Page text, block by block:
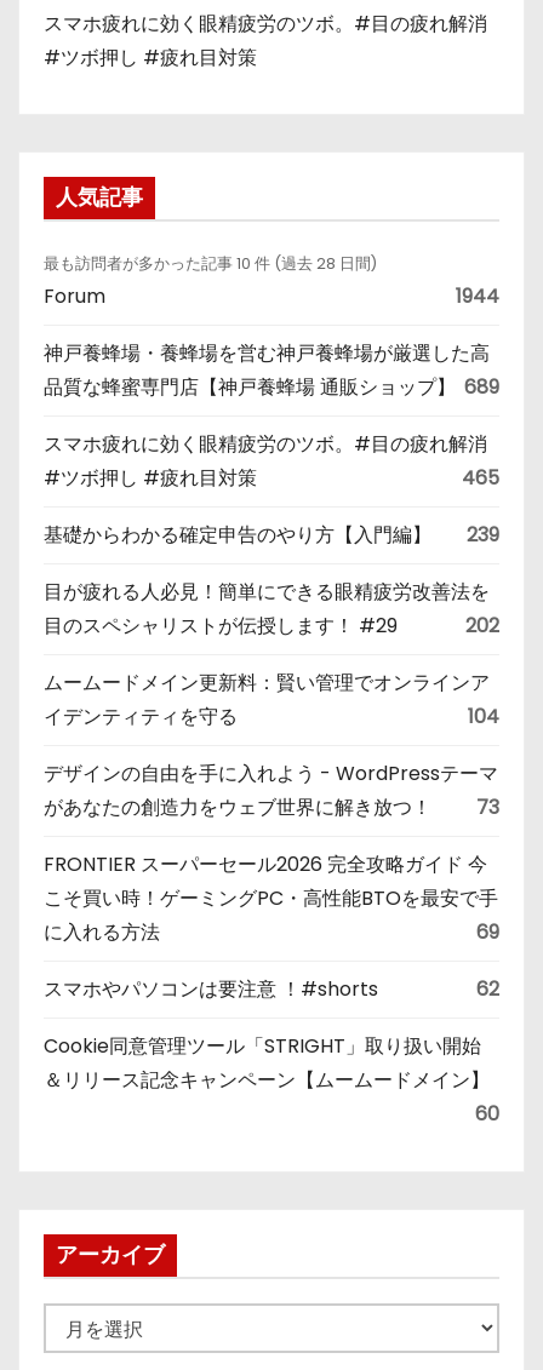
スマホ疲れに効く眼精疲労のツボ。#目の疲れ解消
#ツボ押し #疲れ目対策
人気記事
最も訪問者が多かった記事 10 件 (過去 28 日間)
Forum 1944
神戸養蜂場・養蜂場を営む神戸養蜂場が厳選した高
品質な蜂蜜専門店【神戸養蜂場 通販ショップ】
689
スマホ疲れに効く眼精疲労のツボ。#目の疲れ解消
#ツボ押し #疲れ目対策
465
基礎からわかる確定申告のやり方【入門編】 239
目が疲れる人必見！簡単にできる眼精疲労改善法を
目のスペシャリストが伝授します！ #29
202
ムームードメイン更新料：賢い管理でオンラインア
イデンティティを守る
104
デザインの自由を手に入れよう - WordPressテーマ
があなたの創造力をウェブ世界に解き放つ！
73
FRONTIER スーパーセール2026 完全攻略ガイド 今
こそ買い時！ゲーミングPC・高性能BTOを最安で手
に入れる方法
69
スマホやパソコンは要注意 ！#shorts 62
Cookie同意管理ツール「STRIGHT」取り扱い開始
＆リリース記念キャンペーン【ムームードメイン】
60
アーカイブ
ー